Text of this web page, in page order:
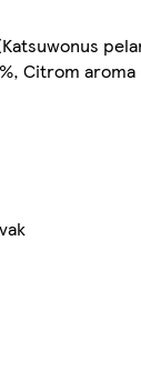
Citrom aroma